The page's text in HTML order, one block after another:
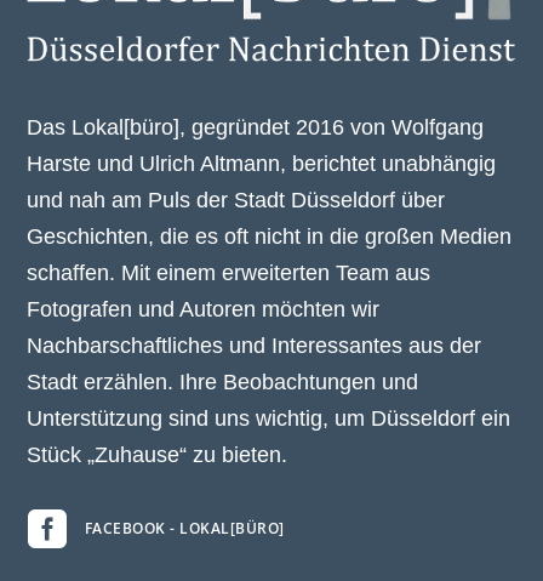
Das Lokal[büro], gegründet 2016 von Wolfgang
Harste und Ulrich Altmann, berichtet unabhängig
und nah am Puls der Stadt Düsseldorf über
Geschichten, die es oft nicht in die großen Medien
schaffen. Mit einem erweiterten Team aus
Fotografen und Autoren möchten wir
Nachbarschaftliches und Interessantes aus der
Stadt erzählen. Ihre Beobachtungen und
Unterstützung sind uns wichtig, um Düsseldorf ein
Stück „Zuhause“ zu bieten.
 FACEBOOK - LOKAL[BÜRO]